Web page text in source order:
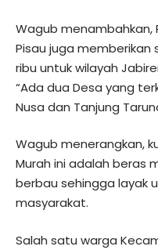
Wagub menambahkan,
Pisau juga memberikan
ribu untuk wilayah
“Ada dua Desa yang
Nusa dan Tanjung
Wagub menerangkan,
Murah ini adalah beras
berbau sehingga layak
masyarakat.
Salah satu warga